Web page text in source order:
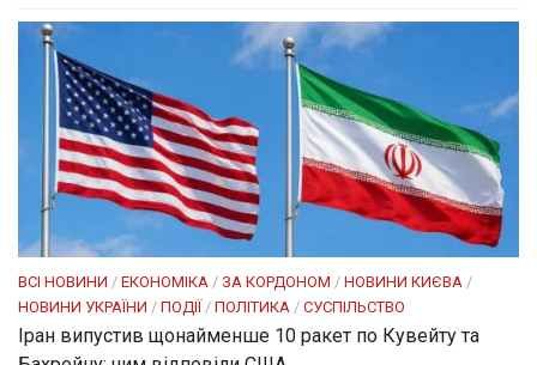
ВСІ НОВИНИ / ЕКОНОМІКА / ЗА КОРДОНОМ / НОВИНИ КИЄВА /
НОВИНИ УКРАЇНИ / ПОДІЇ/ ПОЛІТИКА / СУСПІЛЬСТВО
Іран випустив щонайменше 10 ракет по Кувейту та